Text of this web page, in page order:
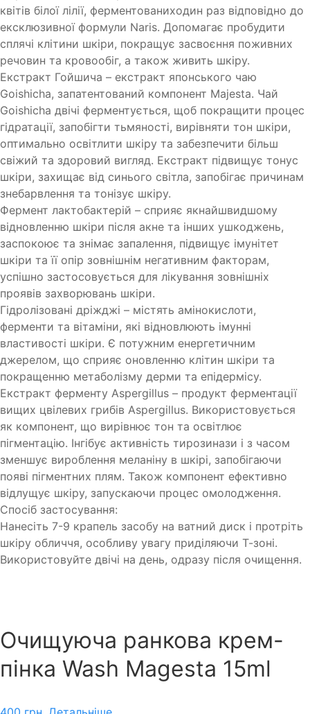
квітів білої лілії, ферментованиходин раз відповідно до
ексклюзивної формули Naris. Допомагає пробудити
сплячі клітини шкіри, покращує засвоєння поживних
речовин та кровообіг, а також живить шкіру.
Екстракт Гойшича – екстракт японського чаю
Goishicha, запатентований компонент Majesta. Чай
Goishicha двічі ферментується, щоб покращити процес
гідратації, запобігти тьмяності, вирівняти тон шкіри,
оптимально освітлити шкіру та забезпечити більш
свіжий та здоровий вигляд. Екстракт підвищує тонус
шкіри, захищає від синього світла, запобігає причинам
знебарвлення та тонізує шкіру.
Фермент лактобактерій – сприяє якнайшвидшому
відновленню шкіри після акне та інших ушкоджень,
заспокоює та знімає запалення, підвищує імунітет
шкіри та її опір зовнішнім негативним факторам,
успішно застосовується для лікування зовнішніх
проявів захворювань шкіри.
Гідролізовані дріжджі – містять амінокислоти,
ферменти та вітаміни, які відновлюють імунні
властивості шкіри. Є потужним енергетичним
джерелом, що сприяє оновленню клітин шкіри та
покращенню метаболізму дерми та епідермісу.
Екстракт ферменту Aspergillus – продукт ферментації
вищих цвілевих грибів Aspergillus. Використовується
як компонент, що вирівнює тон та освітлює
пігментацію. Інгібує активність тирозинази і з часом
зменшує вироблення меланіну в шкірі, запобігаючи
появі пігментних плям. Також компонент ефективно
відлущує шкіру, запускаючи процес омолодження.
Спосіб застосування:
Нанесіть 7-9 крапель засобу на ватний диск і протріть
шкіру обличчя, особливу увагу приділяючи Т-зоні.
Використовуйте двічі на день, одразу після очищення.
Очищуюча ранкова крем-
пінка Wash Magesta 15ml